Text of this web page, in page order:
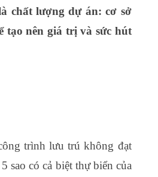
chất lượng dự án: cơ sở
tạo nên giá trị và sức hút
trình lưu trú không đạt
sao có cả biệt thự biển của